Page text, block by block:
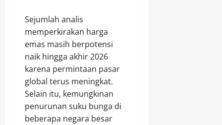
Sejumlah analis
memperkirakan harga
emas masih berpotensi
naik hingga akhir 2026
karena permintaan pasar
global terus meningkat.
Selain itu, kemungkinan
penurunan suku bunga di
beberapa negara besar